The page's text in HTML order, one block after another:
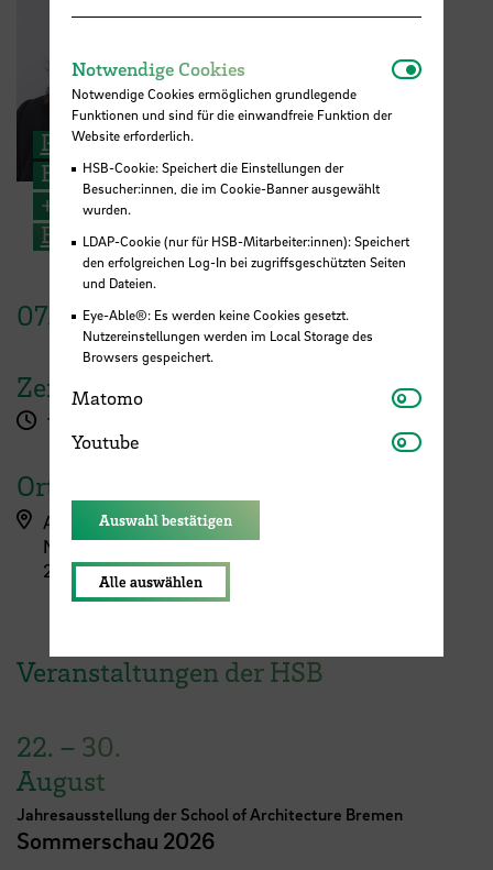
Prof. Maria Petra Clarke
Baukonstruktion
+49 421 5905 2767
E-Mail
07. – 24.Mai2024
Zeit
17:30 Uhr
Ort
AB-Galerie
Neustadtswall 30
28199 Bremen
Veranstaltungen der HSB
22. – 30.
August
Jahresausstellung der School of Architecture Bremen
Sommerschau 2026
Notwendige Cookies
Notwendige Cookies ermöglichen grundlegende
Funktionen und sind für die einwandfreie Funktion der
Website erforderlich.
HSB-Cookie: Speichert die Einstellungen der
Besucher:innen, die im Cookie-Banner ausgewählt
wurden.
LDAP-Cookie (nur für HSB-Mitarbeiter:innen): Speichert
den erfolgreichen Log-In bei zugriffsgeschützten Seiten
und Dateien.
Eye-Able®: Es werden keine Cookies gesetzt.
Nutzereinstellungen werden im Local Storage des
Browsers gespeichert.
Matomo Matomo
Youtube Youtube
Auswahl bestätigen
Alle auswählen